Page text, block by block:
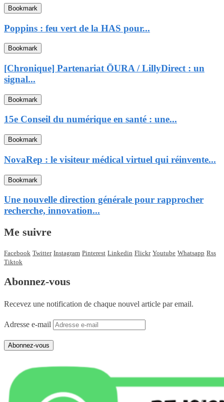
Bookmark
Poppins : feu vert de la HAS pour...
Bookmark
[Chronique] Partenariat ŌURA / LillyDirect : un
signal...
Bookmark
15e Conseil du numérique en santé : une...
Bookmark
NovaRep : le visiteur médical virtuel qui réinvente...
Bookmark
Une nouvelle direction générale pour rapprocher
recherche, innovation...
Me suivre
Facebook Twitter Instagram Pinterest Linkedin Flickr Youtube Whatsapp Rss
Tiktok
Abonnez-vous
Recevez une notification de chaque nouvel article par email.
Adresse e-mail
Abonnez-vous